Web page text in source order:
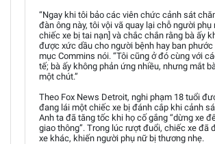
“Ngay khi tôi bảo các viên chức cảnh sát
đàn ông này, tôi vội vã quay lại chỗ người phụ
chiếc xe bị tai nạn] và chắc chắn rằng bà ấy
được xức dầu cho người bệnh hay ban phước
mục Commins nói. “Tôi cũng ở đó cùng với
tế; bà ấy không phản ứng nhiều, nhưng mắt
một chút.”
Theo Fox News Detroit, nghi phạm 18 tuổi
đang lái một chiếc xe bị đánh cắp khi cảnh
Anh ta đã tăng tốc khi họ cố gắng “dừng xe
giao thông”. Trong lúc rượt đuổi, chiếc xe đã
xe khác, khiến người phụ nữ bị thương nhẹ.